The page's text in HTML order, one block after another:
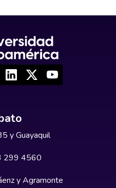
y Guayaquil
299 4560
y Agramonte